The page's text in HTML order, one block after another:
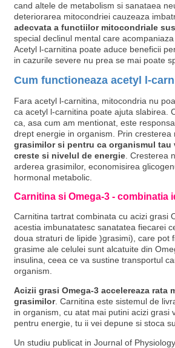
cand altele de metabolism si sanataea
deteriorarea mitocondriei cauzeaza
adecvata a functiilor mitocondriale
special declinul mental care
Acetyl l-carnitina poate aduce beneficii
in cazurile severe nu prea se mai poate
Cum functioneaza acetyl l-
Fara acetyl l-carnitina, mitocondria nu
ca acetyl l-carnitina poate ajuta slabirea.
ca, asa cum am mentionat, este
drept energie in organism. Prin
grasimilor si pentru ca organismul
creste si nivelul de energie . Cresterea
arderea grasimilor, economisirea
hormonal metabolic.
Carnitina si Omega-3 - combinatia
Carnitina tartrat combinata cu acizi grasi
acestia imbunatatesc sanatatea fiecarei
doua straturi de lipide )grasimi), care pot
grasime ale celulei sunt alcatuite din
insulina, ceea ce va sustine transportul
organism.
Acizii grasi Omega-3 accelereaza
grasimilor. Carnitina este sistemul de
in organism, cu atat mai putini acizi grasi
pentru energie, tu ii vei depune si stoca
Un studiu publicat in Journal of